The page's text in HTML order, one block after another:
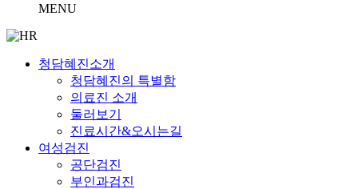
MENU
청담혜진소개
청담혜진의 특별함
의료진 소개
둘러보기
진료시간&오시는길
여성검진
공단검진
부인과검진